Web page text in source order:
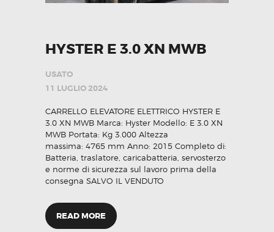
HYSTER E 3.0 XN MWB
USATO
11 LUGLIO 2024
CARRELLO ELEVATORE ELETTRICO HYSTER E
3.0 XN MWB Marca: Hyster Modello: E 3.0 XN
MWB Portata: Kg 3.000 Altezza
massima: 4765 mm Anno: 2015 Completo di:
Batteria, traslatore, caricabatteria, servosterzo
e norme di sicurezza sul lavoro prima della
consegna SALVO IL VENDUTO
READ MORE